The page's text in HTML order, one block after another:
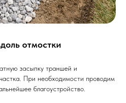
отмостки
засыпку траншей и
При необходимости проводим
благоустройство.